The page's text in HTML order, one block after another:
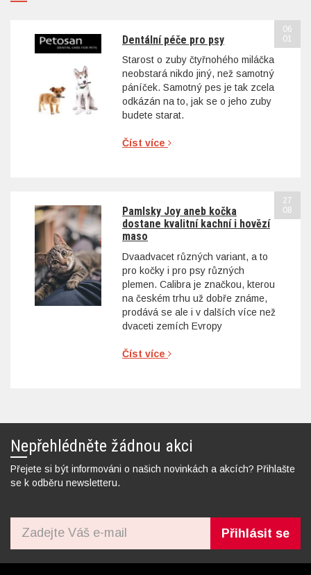
Dentální péče pro psy
Starost o zuby čtyřnohého miláčka
neobstará nikdo jiný, než samotný
páníček. Samotný pes je tak zcela
odkázán na to, jak se o jeho zuby
budete starat.
Číst více
06
01
Pamlsky Joy aneb kočka
dostane kvalitní kachní i hovězí
maso
Dvaadvacet různých variant, a to
pro kočky i pro psy různých
plemen. Calibra je značkou, kterou
na českém trhu už dobře známe,
prodává se ale i v dalších více než
dvaceti zemích Evropy
Číst více
27
08
Nepřehlédněte žádnou akci
Přejete si být informováni o našich novinkách a akcích? Přihlašte
se k odběru newsletteru.
Přihlásit se